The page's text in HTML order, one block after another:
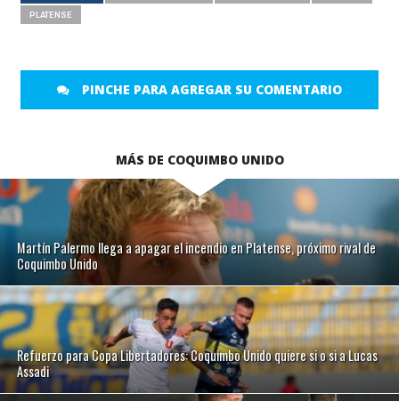
PLATENSE
PINCHE PARA AGREGAR SU COMENTARIO
MÁS DE COQUIMBO UNIDO
Martín Palermo llega a apagar el incendio en Platense, próximo rival de
Coquimbo Unido
Refuerzo para Copa Libertadores: Coquimbo Unido quiere si o si a Lucas
Assadi